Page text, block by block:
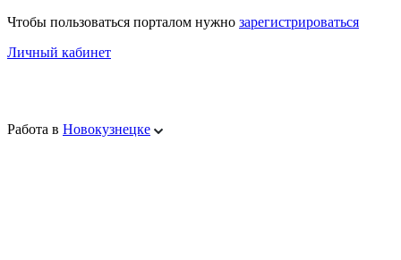
Чтобы пользоваться порталом нужно зарегистрироваться
Личный кабинет
Работа в Новокузнецке